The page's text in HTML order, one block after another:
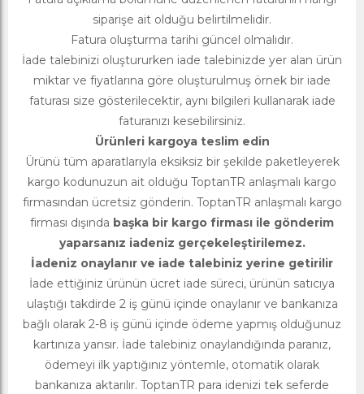
siparişe ait olduğu belirtilmelidir.
Fatura oluşturma tarihi güncel olmalıdır.
İade talebinizi oluştururken iade talebinizde yer alan ürün
miktar ve fiyatlarına göre oluşturulmuş örnek bir iade
faturası size gösterilecektir, aynı bilgileri kullanarak iade
faturanızı kesebilirsiniz.
Ürünleri kargoya teslim edin
Ürünü tüm aparatlarıyla eksiksiz bir şekilde paketleyerek
kargo kodunuzun ait olduğu ToptanTR anlaşmalı kargo
firmasından ücretsiz gönderin. ToptanTR anlaşmalı kargo
firması dışında başka bir kargo firması ile gönderim
yaparsanız iadeniz gerçekeleştirilemez.
İadeniz onaylanır ve iade talebiniz yerine getirilir
İade ettiğiniz ürünün ücret iade süreci, ürünün satıcıya
ulaştığı takdirde 2 iş günü içinde onaylanır ve bankanıza
bağlı olarak 2-8 iş günü içinde ödeme yapmış olduğunuz
kartınıza yansır. İade talebiniz onaylandığında paranız,
ödemeyi ilk yaptığınız yöntemle, otomatik olarak
bankanıza aktarılır. ToptanTR para idenizi tek seferde